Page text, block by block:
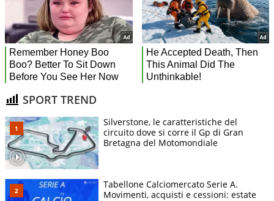
SPORT TREND
Silverstone, le caratteristiche del
circuito dove si corre il Gp di Gran
Bretagna del Motomondiale
Tabellone Calciomercato Serie A.
Movimenti, acquisti e cessioni: estate